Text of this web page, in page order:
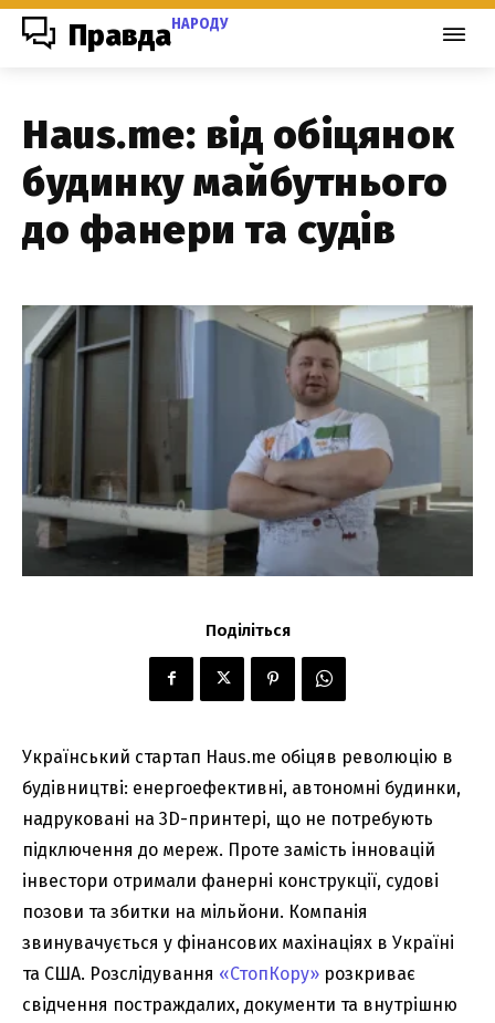
ПравдаНАРОДУ
Haus.me: від обіцянок
будинку майбутнього
до фанери та судів
Поділіться
Український стартап Haus.me обіцяв революцію в
будівництві: енергоефективні, автономні будинки,
надруковані на 3D-принтері, що не потребують
підключення до мереж. Проте замість інновацій
інвестори отримали фанерні конструкції, судові
позови та збитки на мільйони. Компанія
звинувачується у фінансових махінаціях в Україні
та США. Розслідування «СтопКору» розкриває
свідчення постраждалих, документи та внутрішню